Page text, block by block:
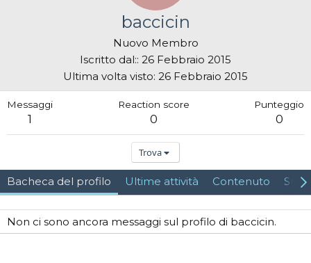
baccicin
Nuovo Membro
Iscritto dal: 26 Febbraio 2015
Ultima volta visto 26 Febbraio 2015
Messaggi
1
Reaction score
0
Punteggio
0
Trova
Bacheca del profilo Ultime attività Contenuto Su
Non ci sono ancora messaggi sul profilo di baccicin.